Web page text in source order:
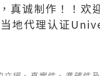
诚制作！！欢
当地代理认证